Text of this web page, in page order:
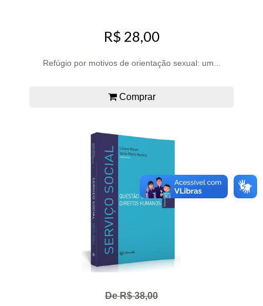
R$ 28,00
Refúgio por motivos de orientação sexual: um...
Comprar
De R$ 38,00